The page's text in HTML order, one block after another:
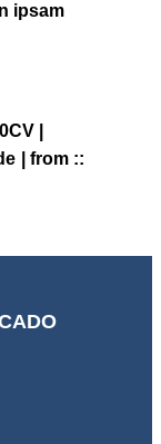
ipsam
|
| from ::